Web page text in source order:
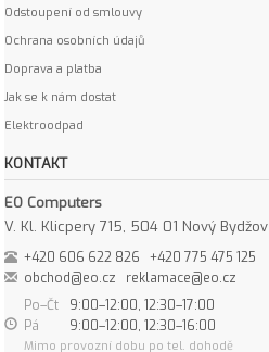
Odstoupení od smlouvy
Ochrana osobních údajů
Doprava a platba
Jak se k nám dostat
Elektroodpad
KONTAKT
EO Computers
V. Kl. Klicpery 715, 504 01 Nový Bydžov
+420 606 622 826
+420 775 475 125
obchod@eo.cz
reklamace@eo.cz
Po–Čt
9:00–12:00, 12:30–17:00
Pá
9:00–12:00, 12:30–16:00
Mimo provozní dobu po tel. dohodě